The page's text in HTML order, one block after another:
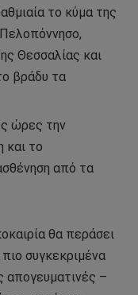
το κύμα της
Θεσσαλίας και
βράδυ τα
ώρες την
και το
από τα
θα περάσει
συγκεκριμένα
απογευματινές –